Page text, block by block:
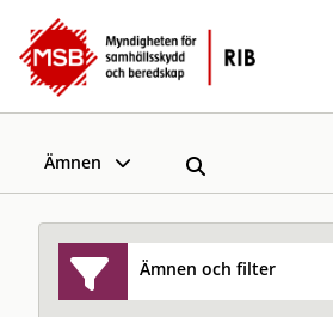
Ämnen
Ämnen och filter